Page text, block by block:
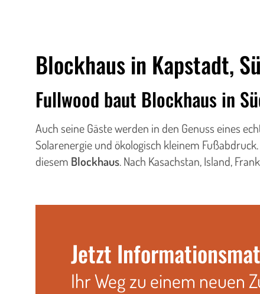
Blockhaus in Kapstadt,
Fullwood baut Blockhaus in
Auch seine Gäste werden in den Genuss eines
Solarenergie und ökologisch kleinem
diesem Blockhaus. Nach Kasachstan, Island,
Jetzt
Ihr Weg zu einem neuen